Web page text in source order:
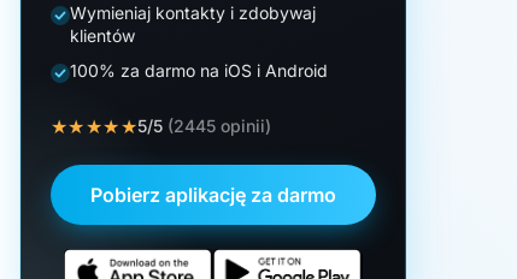
Wymieniaj kontakty i zdobywaj
klientów
100% za darmo na iOS i Android
★★★★★5/5 (2445 opinii)
Pobierz aplikację za darmo